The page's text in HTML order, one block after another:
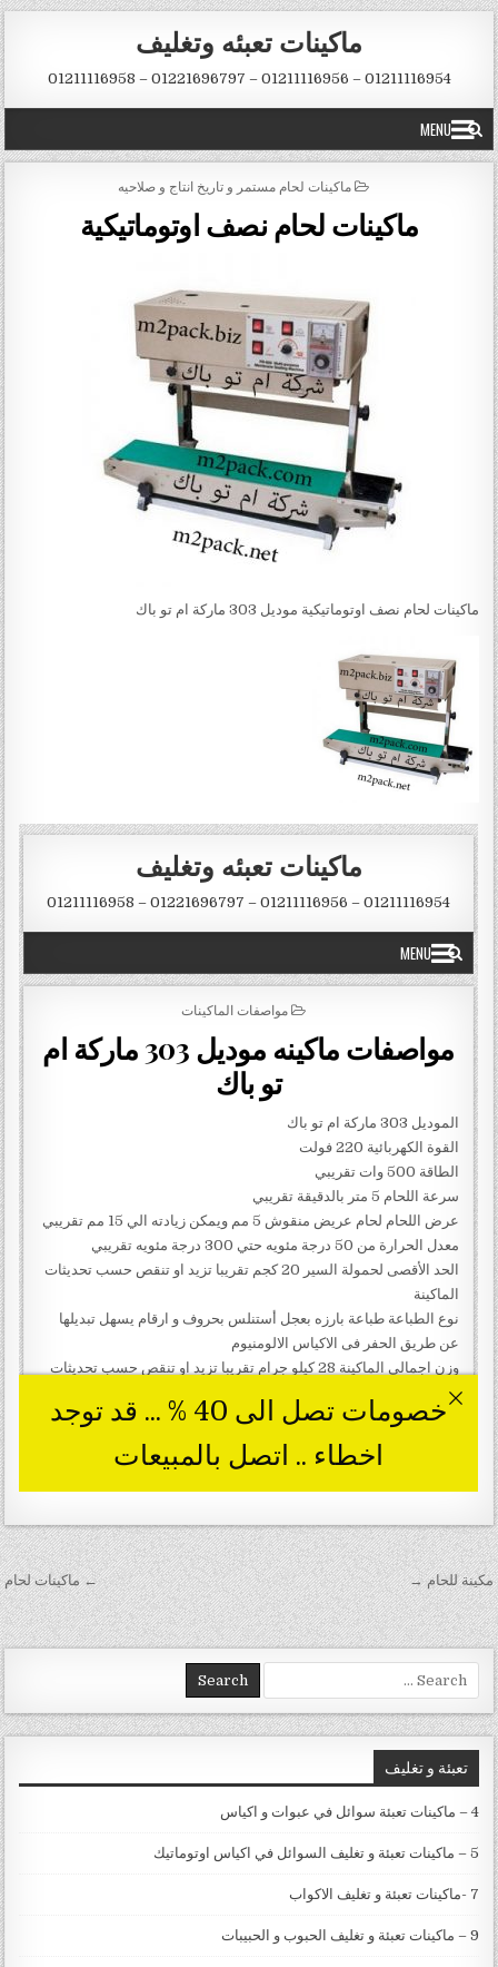
Skip to content
ماكينات تعبئه وتغليف
01211116954 – 01211116956 – 01221696797 – 01211116958
MENU
POSTED IN
ماكينات لحام مستمر و تاريخ انتاج و صلاحيه
ماكينات لحام نصف اوتوماتيكية
ماكينات لحام نصف اوتوماتيكية موديل 303 ماركة ام تو باك
تصفّح المقالات ← ماكينات لحام مكينة للحام →
Search for:
تعبئة و تغليف
4 – ماكينات تعبئة سوائل في عبوات و اكياس
5 – ماكينات تعبئة و تغليف السوائل في اكياس اوتوماتيك
7 -ماكينات تعبئة و تغليف الاكواب
9 – ماكينات تعبئة و تغليف الحبوب و الحبيبات